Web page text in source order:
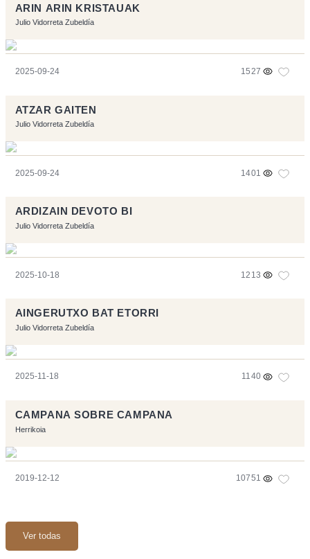
ARIN ARIN KRISTAUAK
Julio Vidorreta Zubeldía
2025-09-24 1527
ATZAR GAITEN
Julio Vidorreta Zubeldía
2025-09-24 1401
ARDIZAIN DEVOTO BI
Julio Vidorreta Zubeldía
2025-10-18 1213
AINGERUTXO BAT ETORRI
Julio Vidorreta Zubeldía
2025-11-18 1140
CAMPANA SOBRE CAMPANA
Herrikoia
2019-12-12 10751
Ver todas